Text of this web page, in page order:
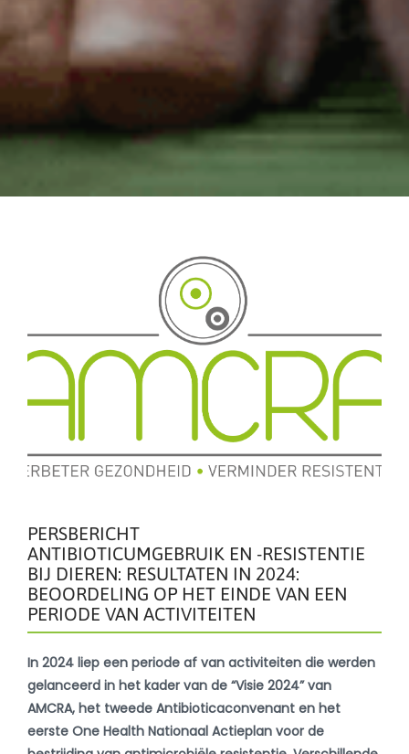
PERSBERICHT
ANTIBIOTICUMGEBRUIK EN -RESISTENTIE
BIJ DIEREN: RESULTATEN IN 2024:
BEOORDELING OP HET EINDE VAN EEN
PERIODE VAN ACTIVITEITEN
In 2024 liep een periode af van activiteiten die werden
gelanceerd in het kader van de “Visie 2024” van
AMCRA, het tweede Antibioticaconvenant en het
eerste One Health Nationaal Actieplan voor de